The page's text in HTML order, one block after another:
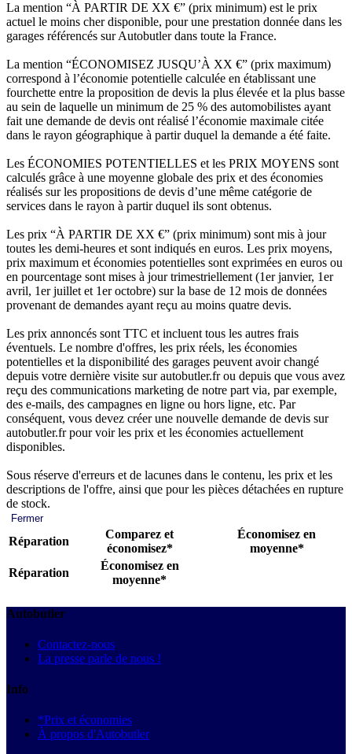
La mention “À PARTIR DE XX €” (prix minimum) est le prix
actuel le moins cher disponible, pour une prestation donnée dans les
garages référencés sur Autobutler dans toute la France.
La mention “ÉCONOMISEZ JUSQU’À XX €” (prix maximum)
correspond à l’économie potentielle calculée en établissant une
fourchette entre la proposition de devis la plus élevée et la plus basse
au sein de laquelle un minimum de 25 % des automobilistes ayant
fait une demande de devis ont réalisé l’économie maximale citée
dans le rayon géographique à partir duquel la demande a été faite.
Les ÉCONOMIES POTENTIELLES et les PRIX MOYENS sont
calculés grâce à une moyenne globale des prix et des économies
réalisés sur les propositions de devis d’une même catégorie de
services dans le rayon à partir duquel ils sont obtenus.
Les prix “À PARTIR DE XX €” (prix minimum) sont mis à jour
toutes les demi-heures et sont indiqués en euros. Les prix moyens,
prix maximum et économies potentielles sont exprimées en euros ou
en pourcentage sont mises à jour trimestriellement (1er janvier, 1er
avril, 1er juillet et 1er octobre) sur la base de 12 mois de données
provenant de demandes ayant reçu au moins quatre devis.
Les prix annoncés sont TTC et incluent tous les autres frais
éventuels. Le nombre d'offres, les prix réels, les économies
potentielles et la disponibilité des garages peuvent avoir changé
depuis votre dernière visite sur autobutler.fr ou depuis que vous avez
reçu des communications marketing de notre part via, par exemple,
des e-mails, des campagnes en ligne ou hors ligne, etc. Par
conséquent, vous devez créer une nouvelle demande de devis sur
autobutler.fr pour voir les prix et les économies actuellement
disponibles.
Sous réserve d'erreurs et de lacunes dans le contenu, les prix et les
descriptions de l'offre, ainsi que pour les pièces détachées en rupture
de stock.
Fermer
Réparation
Comparez et
économisez*
Économisez en
moyenne*
Réparation
Économisez en
moyenne*
Autobutler
Contactez-nous
La presse parle de nous !
Info
*Prix et économies
À propos d'Autobutler